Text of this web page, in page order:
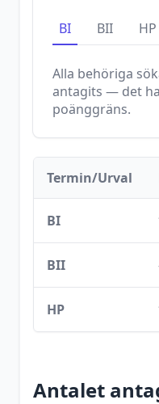
BI BII HP
Alla behöriga
antagits — det
poänggräns.
Termin/Urval
BI
BII
HP
Antalet